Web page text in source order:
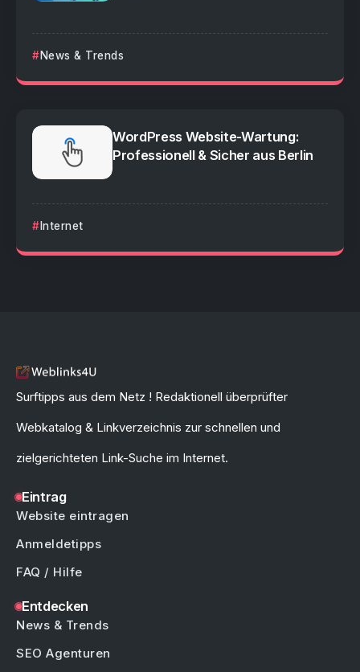
News & Trends
WordPress Website-Wartung:
Professionell & Sicher aus Berlin
Internet
Surftipps aus dem Netz ! Redaktionell überprüfter
Webkatalog & Linkverzeichnis zur schnellen und
zielgerichteten Link-Suche im Internet.
Eintrag
Website eintragen
Anmeldetipps
FAQ / Hilfe
Entdecken
News & Trends
SEO Agenturen